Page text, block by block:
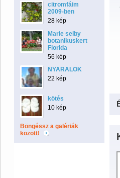
citromfáim
2009-ben
28 kép
Marie selby
botanikuskert
Florida
56 kép
NYARALOK
22 kép
kötés
10 kép
Böngéssz a galériák
között!